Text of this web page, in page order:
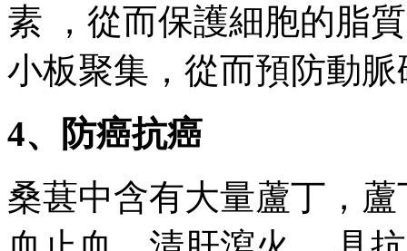
素 ，從而保護細胞的脂質
小板聚集，從而預防動脈硬
4、防癌抗癌
桑葚中含有大量蘆丁